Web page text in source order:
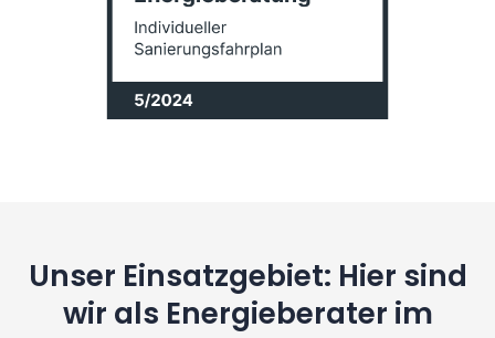
Unser Einsatzgebiet: Hier sind
wir als Energieberater im